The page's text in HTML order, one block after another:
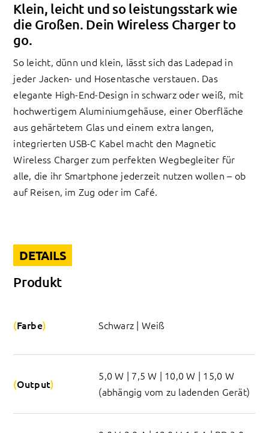
Klein, leicht und so leistungsstark wie
die Großen. Dein Wireless Charger to
go.
So leicht, dünn und klein, lässt sich das Ladepad in
jeder Jacken- und Hosentasche verstauen. Das
elegante High-End-Design in schwarz oder weiß, mit
hochwertigem Aluminiumgehäuse, einer Oberfläche
aus gehärtetem Glas und einem extra langen,
integrierten USB-C Kabel macht den Magnetic
Wireless Charger zum perfekten Wegbegleiter für
alle, die ihr Smartphone jederzeit nutzen wollen – ob
auf Reisen, im Zug oder im Café.
DETAILS
Produkt
Farbe Schwarz | Weiß
Output
5,0 W | 7,5 W | 10,0 W | 15,0 W
(abhängig vom zu ladenden Gerät)